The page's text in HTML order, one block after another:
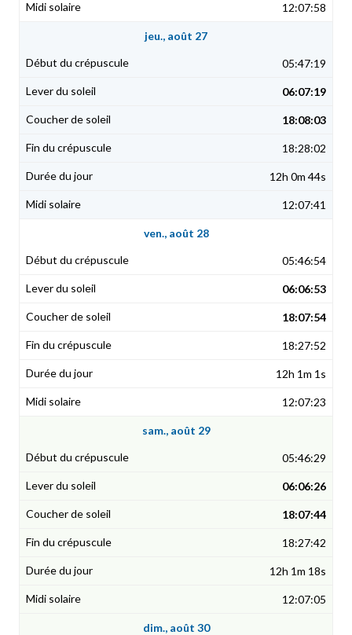
12:07:58
jeu., août 27
05:47:19
06:07:19
18:08:03
18:28:02
12h 0m 44s
12:07:41
ven., août 28
05:46:54
06:06:53
18:07:54
18:27:52
12h 1m 1s
12:07:23
sam., août 29
05:46:29
06:06:26
18:07:44
18:27:42
12h 1m 18s
12:07:05
dim., août 30